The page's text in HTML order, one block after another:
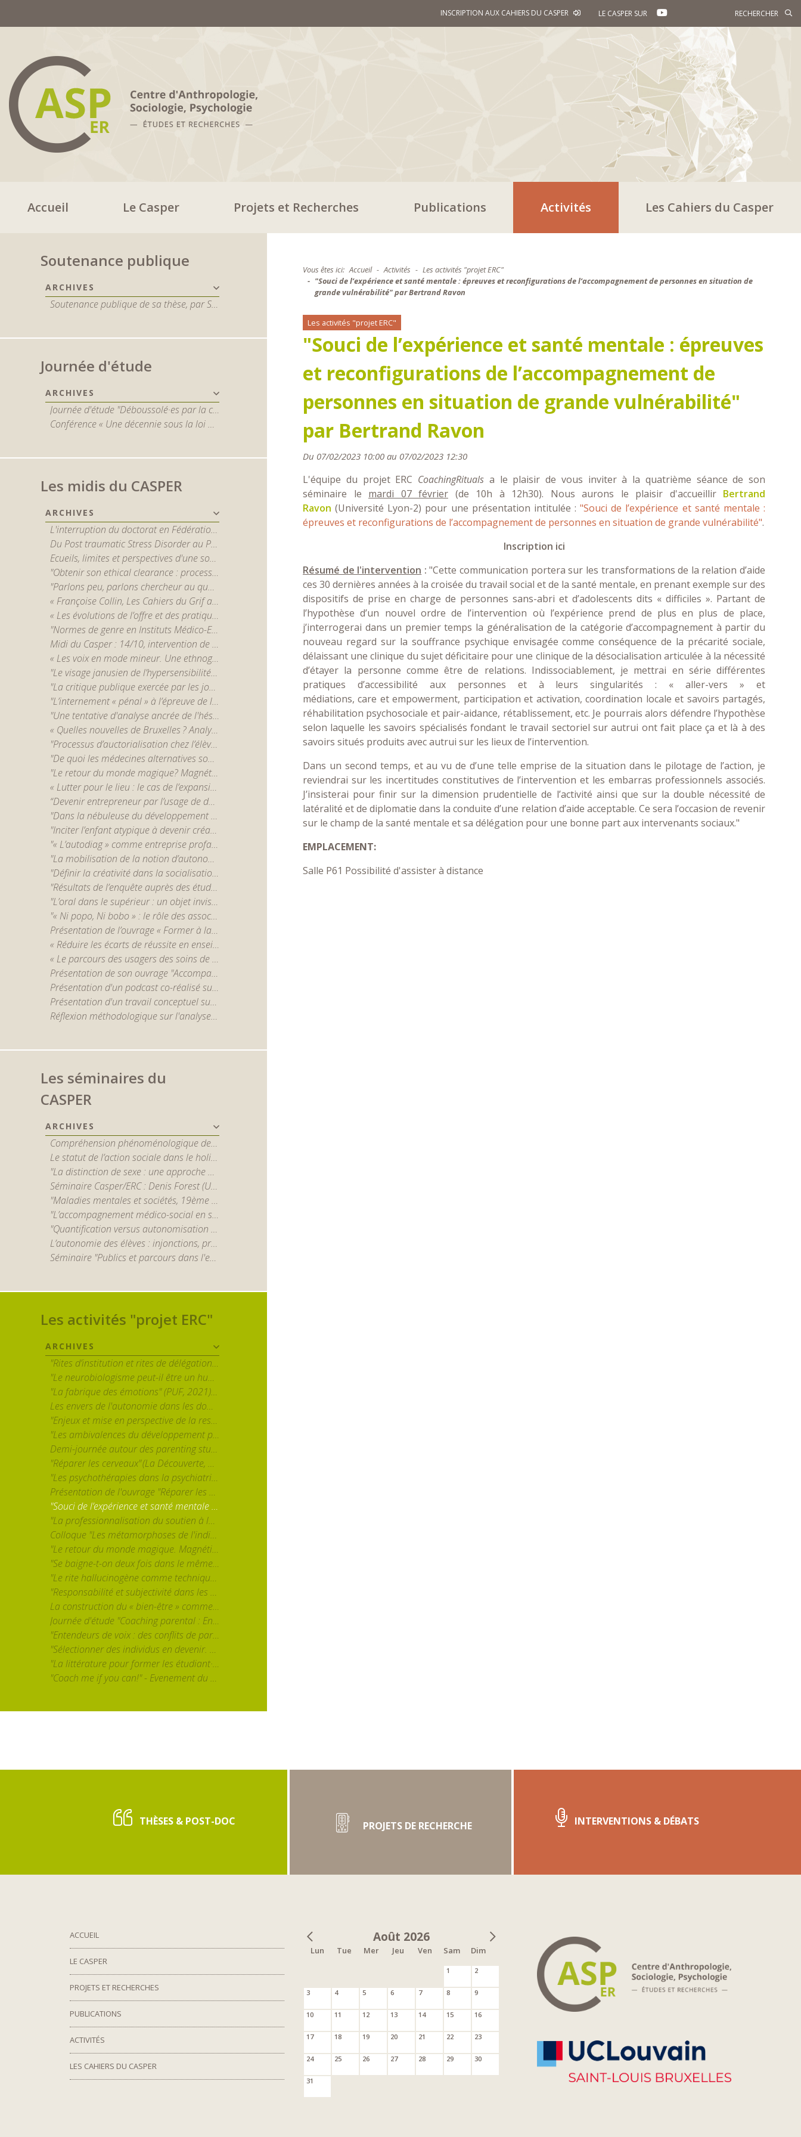
INSCRIPTION AUX CAHIERS DU CASPER LE CASPER SUR YOUTUBE
Accueil Le Casper Projets et Recherches Publications Activités Les Cahiers du Casper
Soutenance publique
ARCHIVES
Soutenance publique de sa thèse, par Sophie De Spiegeleir
Journée d'étude
ARCHIVES
Journée d'étude "Déboussolé·es par la crise en santé mentale ? Naviguer entre les enjeux cliniques, organisationnels, sociaux, éthiques et juridiques" 22 mai 2025
Conférence « Une décennie sous la loi du 5 mai 2014 : quel avenir pour les personnes internées ? »
Les midis du CASPER
ARCHIVES
L'interruption du doctorat en Fédération Wallonie-Bruxelles : approche qualitative - par Baptiste Dethier
Du Post traumatic Stress Disorder au Post traumatic Growth Order? - Mayssa Rekhis
Ecueils, limites et perspectives d'une sociologie de la pratique psychanalytique - par Charlène Charles
"Obtenir son ethical clearance : processus et enjeux de l'éthique de la recherche européenne." - par Nicolas Marquis
"Parlons peu, parlons chercheur au quotidien... sur son terrain " - par Louis Bertrand, Fadoua Messaoudi et Cédric Tant
« Françoise Collin, Les Cahiers du Grif and insurrectional feminism: the virtues and challenges of a praxis-based philosophy » - par Teresa Hoogeveen
« Les évolutions de l’offre et des pratiques de thérapies psychologiques dans la psychiatrie publique. » - par Elsa Forner-Ordioni
"Normes de genre en Instituts Médico-Educatifs : différenciation sexuée et normalisation. " par Adrien Primerano
Midi du Casper : 14/10, intervention de Marylou Hamm
« Les voix en mode mineur. Une ethnographie d’un groupe d’entendeurs de voix en ligne. » par Roxane Gabet
"Le visage janusien de l’hypersensibilité. Sociogenèse d’un bien symbolique, entre catégorie profane et concept scientifique." par Alex Maignan
"La critique publique exercée par les journalistes et les politiques au sein de leur relation. Dimensions métadiscursives et démocratie lors de l’« affaire » François de Rugy contre Mediapart." par Cédric Tant
"L’internement « pénal » à l’épreuve de la désinstitutionalisation" par Sophie De Spiegeleir
"Une tentative d'analyse ancrée de l'hésitation vaccinale des jeunes dans deux quartiers populaires bruxellois" par Renaud Maes
« Quelles nouvelles de Bruxelles ? Analyse des pratiques participatives dans un écosystème médiatique local. » par Victor Wiard
"Processus d’auctorialisation chez l’élève, l’étudiant et le (futur) enseignant." par Caroline Scheepers
"De quoi les médecines alternatives sont-elles le nom ? Éléments pour une sociologie des alternatives de santé." par Adrien Kurek
"Le retour du monde magique? Magnétisme, chamanisme et conflits de modernités." par Fanny Charrasse
« Lutter pour le lieu : le cas de l’expansion de l’aéroport de Liège » par Lucile Denis
“Devenir entrepreneur par l’usage de développement personnel : une sociologie politique du travail de transformation de soi” par Heiko Royet-Galante
"Dans la nébuleuse du développement personnel : du "cocon" à l'espace des pratiques." par Victor Chareyron
"Inciter l’enfant atypique à devenir créatif. Pratiques artistiques et redéfinitions du normal." par Etienne Beylot
"« L’autodiag » comme entreprise profane de construction de la réalité sociale d’un trouble psychiatrique" par Alexandre Lenrumé
"La mobilisation de la notion d’autonomie dans l’intervention en santé mentale : étude en contexte de soutien à l’habitation au Québec" par Andréanne Courtemanche
"Définir la créativité dans la socialisation scolaire" par Alexandra Syskova (CASPER, UCLouvain Saint-Louis - Bruxelles)
"Résultats de l’enquête auprès des étudiants de l’Université Saint-Louis Bruxelles de la recherche-action "Lutter contre l’échec. Repenser la relation pédagogique ». " par Véronique Degraef (CASPER, UCLouvain Saint-Louis Bruxelles)
"L’oral dans le supérieur : un objet invisibilisé dans la recherche, mais omniprésent" par Caroline Scheepers (CASPER, UCLouvain Saint-Louis Bruxelles)
"« Ni popo, Ni bobo » : le rôle des associations culturelles en quartier populaire." par Alice Le Gall-Cécillon (LIER-FYT)
Présentation de l’ouvrage « Former à la lecture, former par la lecture dans le supérieur » (à paraître, 2024) par Caroline Scheepers (CASPER, UCLouvain Saint-Louis Bruxelles)
« Réduire les écarts de réussite en enseignement supérieur : le rôle clef des pratiques enseignantes observées. » par Justine Jacquemart (UCLouvain)
« Le parcours des usagers des soins de santé mentale en Belgique : un objet à (re)penser dans le contexte de la réforme ‘Psy 107’ » par Sophie Pesesse (CASPER)
Présentation de son ouvrage "Accompagner le mémoire en formation d'enseignants" par C. Scheepers
Présentation d'un podcast co-réalisé sur la loyauté, le militantisme et l'existence en conditions extrêmes, par J.-M. Chaumont
Présentation d'un travail conceptuel sur l'accompagnement entre pairs dans l'enseignement supérieur, par K. Dejean et S. Giraldo
Réflexion méthodologique sur l'analyse d'entretiens avec des jeunes en réinsertion confrontés à du coaching, par A. Bregeon-Poirault
Les séminaires du
CASPER
ARCHIVES
Compréhension phénoménologique de la schizophrénie : apports et limites des outils qualitatifs - par Jérôme Englebert
Le statut de l’action sociale dans le holisme – Critique des sociologies potestatives et interactionnistes - par Stéphane Vibert
"La distinction de sexe : une approche maussienne en études de genre et quelques débats au sein du holisme méthodologique" par Irène Théry
Séminaire Casper/ERC : Denis Forest (Université Paris-1) “Santé mentale, bien-être, et promesses de la recherche en neurosciences”
"Maladies mentales et sociétés, 19ème - 21ème siècles" par Nicolas Henckes (CNRS) et Benoît Majerus (U. du Luxembourg)
"L’accompagnement médico-social en santé mentale : politiques, organisations, pratiques et expériences sociales du handicap psychique" par Marcos Azevedo (EHESS)
"Quantification versus autonomisation ? Retour sur les épreuves organisationnelles d'un opérateur social dédié au relogement en Île-de-France" par Baptiste Legros (LIER-FYT, EHESS)
L’autonomie des élèves : injonctions, pratiques, inégalités - P. Rayou (sociologue, professeur émérite en sciences de l’éducation de l’Université Paris 8)
Séminaire "Publics et parcours dans l'enseignement supérieur"
Les activités "projet ERC"
ARCHIVES
"Rites d’institution et rites de délégation. A propos de deux régimes d’intervention sur autrui" - par Albert Ogien
"Le neurobiologisme peut-il être un humanisme ? Sur l’usage des neurosciences dans l’intervention psychosociale" - par Sébastien Lemerle
"La fabrique des émotions" (PUF, 2021) par Louis Quéré
Les envers de l'autonomie dans les domaines de la parentalité, de l'éducation et de la santé mentale
"Enjeux et mise en perspective de la responsabilisation individuelle dans la prime enfance contemporaine" par Ghislain Leroy
"Les ambivalences du développement personnel. Analyse des réceptions, usages et effets d’une formation en entreprise" par Hélène Stevens (GRESCO / Université de Poitiers)
Demi-journée autour des parenting studies avec Jennie Bristow (Canterbury Christ Church University), Charlotte Faircloth (University College London) et Ellie Lee (University of Kent)
"Réparer les cerveaux" (La Découverte, 2021) par Muriel Darmon (CNRS)
"Les psychothérapies dans la psychiatrie publique. Transformations de l'esprit du soin et des ethos professionnels" par Elsa Forner-Ordioni (EHESS) et Nadia Garnoussi (Université de Lille)
Présentation de l'ouvrage "Réparer les cerveaux" (La Découverte, 2021) par Muriel Darmon
"Souci de l’expérience et santé mentale : épreuves et reconfigurations de l’accompagnement de personnes en situation de grande vulnérabilité" par Bertrand Ravon
"La professionnalisation du soutien à la parentalité, ou l’ambiguïté du coaching parental." par Gerard Neyrand
Colloque "Les métamorphoses de l'individualisme" 25-26 mai 2023
"Le retour du monde magique. Magnétisme et paradoxes de la modernité" par Fanny Charrasse
"Se baigne-t-on deux fois dans le même concept ? Histoire, usages et circulation de la plasticité cérébrale." par B. Moutaud (CNRS, Lesc) et S. Lemerle (Université Paris Nanterre).
"Le rite hallucinogène comme technique du Soi. Une approche anthropologique de l’efficacité thérapeutique des psychédéliques" par David Dupuis (INSERM/IRIS-EHESS)
"Responsabilité et subjectivité dans les sociétés post-industrielles." par Sacha Lévy-Bruhl (CESPRA, EHESS)
La construction du « bien-être » comme catégorie d’action publique en éducation : essai de problématisation sociologique à partir du cas de la Communauté française de Belgique" par Marie Verhoeven (UCLouvain)
Journée d'étude "Coaching parental : Enjeux et discussions autour d'un monde en expansion"
"Entendeurs de voix : des conflits de paradigmes aux devenirs métamorphosiques" par Magali Molinié (Université Paris 8 (FR) & Cornell University (USA))
"Sélectionner des individus en devenir. Les pratiques enseignantes et leurs contradictions dans un système éducatif massifié" par Séverine Chauvel
"La littérature pour former les étudiant·es en Sciences Humaines et Sociales" par Brigitte Louichon
"Coach me if you can!" - Evenement du fin du projet ERC CoachingRituals
Vous êtes ici: Accueil Activités
Les activités "projet ERC"
"Souci de l’expérience et santé mentale : épreuves et reconfigurations de l’accompagnement de personnes en situation de
grande vulnérabilité" par Bertrand Ravon
Les activités "projet ERC"
"Souci de l’expérience et santé mentale : épreuves
et reconfigurations de l’accompagnement de
personnes en situation de grande vulnérabilité"
par Bertrand Ravon
Du 07/02/2023 10:00 au 07/02/2023 12:30
L'équipe du projet ERC CoachingRituals a le plaisir de vous inviter à la quatrième séance de son
séminaire le mardi 07 février (de 10h à 12h30). Nous aurons le plaisir d'accueillir Bertrand
Ravon (Université Lyon-2) pour une présentation intitulée : "Souci de l’expérience et santé mentale :
épreuves et reconfigurations de l’accompagnement de personnes en situation de grande vulnérabilité".
Inscription ici
Résumé de l'intervention : "Cette communication portera sur les transformations de la relation d’aide
ces 30 dernières années à la croisée du travail social et de la santé mentale, en prenant exemple sur des
dispositifs de prise en charge de personnes sans-abri et d’adolescents dits « difficiles ». Partant de
l’hypothèse d’un nouvel ordre de l’intervention où l’expérience prend de plus en plus de place,
j’interrogerai dans un premier temps la généralisation de la catégorie d’accompagnement à partir du
nouveau regard sur la souffrance psychique envisagée comme conséquence de la précarité sociale,
délaissant une clinique du sujet déficitaire pour une clinique de la désocialisation articulée à la nécessité
d’étayer la personne comme être de relations. Indissociablement, je mettrai en série différentes
pratiques d’accessibilité aux personnes et à leurs singularités : « aller-vers » et
médiations, care et empowerment, participation et activation, coordination locale et savoirs partagés,
réhabilitation psychosociale et pair-aidance, rétablissement, etc. Je pourrais alors défendre l’hypothèse
selon laquelle les savoirs spécialisés fondant le travail sectoriel sur autrui ont fait place ça et là à des
savoirs situés produits avec autrui sur les lieux de l’intervention.
Dans un second temps, et au vu de d’une telle emprise de la situation dans le pilotage de l’action, je
reviendrai sur les incertitudes constitutives de l’intervention et les embarras professionnels associés.
J’insisterai pour finir sur la dimension prudentielle de l’activité ainsi que sur la double nécessité de
latéralité et de diplomatie dans la conduite d’une relation d’aide acceptable. Ce sera l’occasion de revenir
sur le champ de la santé mentale et sa délégation pour une bonne part aux intervenants sociaux."
EMPLACEMENT:
Salle P61 Possibilité d'assister à distance
THÈSES & POST-DOC PROJETS DE RECHERCHE INTERVENTIONS & DÉBATS
Août 2026
Lun Tue Mer Jeu Ven Sam Dim
1 2
3 4 5 6 7 8 9
10 11 12 13 14 15 16
17 18 19 20 21 22 23
24 25 26 27 28 29 30
31
ACCUEIL
LE CASPER
PROJETS ET RECHERCHES
PUBLICATIONS
ACTIVITÉS
LES CAHIERS DU CASPER